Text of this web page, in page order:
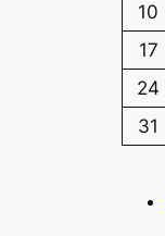
10
17
24
31